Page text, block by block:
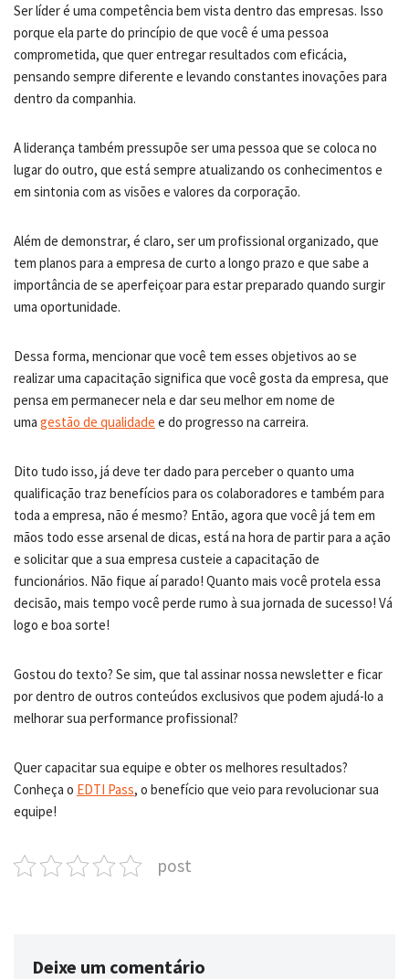
Ser líder é uma competência bem vista dentro das empresas. Isso
porque ela parte do princípio de que você é uma pessoa
comprometida, que quer entregar resultados com eficácia,
pensando sempre diferente e levando constantes inovações para
dentro da companhia.
A liderança também pressupõe ser uma pessoa que se coloca no
lugar do outro, que está sempre atualizando os conhecimentos e
em sintonia com as visões e valores da corporação.
Além de demonstrar, é claro, ser um profissional organizado, que
tem planos para a empresa de curto a longo prazo e que sabe a
importância de se aperfeiçoar para estar preparado quando surgir
uma oportunidade.
Dessa forma, mencionar que você tem esses objetivos ao se
realizar uma capacitação significa que você gosta da empresa, que
pensa em permanecer nela e dar seu melhor em nome de
uma gestão de qualidade e do progresso na carreira.
Dito tudo isso, já deve ter dado para perceber o quanto uma
qualificação traz benefícios para os colaboradores e também para
toda a empresa, não é mesmo? Então, agora que você já tem em
mãos todo esse arsenal de dicas, está na hora de partir para a ação
e solicitar que a sua empresa custeie a capacitação de
funcionários. Não fique aí parado! Quanto mais você protela essa
decisão, mais tempo você perde rumo à sua jornada de sucesso! Vá
logo e boa sorte!
Gostou do texto? Se sim, que tal assinar nossa newsletter e ficar
por dentro de outros conteúdos exclusivos que podem ajudá-lo a
melhorar sua performance profissional?
Quer capacitar sua equipe e obter os melhores resultados?
Conheça o EDTI Pass, o benefício que veio para revolucionar sua
equipe!
post
Deixe um comentário